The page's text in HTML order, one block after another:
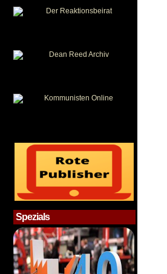
Spezials